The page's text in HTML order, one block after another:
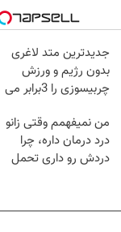
جدیدترین متد لاغری
بدون رژیم و ورزش
چربیسوزی را 3برابر می
من نمیفهمم وقتی زانو
درد درمان داره، چرا
دردش رو داری تحمل